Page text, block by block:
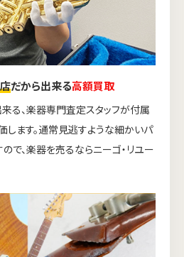
だから出来る高額買取
る、楽器専門査定スタッフが付属
します。通常見逃すような細かいパ
で、楽器を売るならニーゴ・リユー